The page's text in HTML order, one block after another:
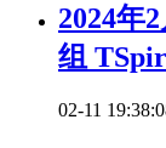
2024年
组
02-11